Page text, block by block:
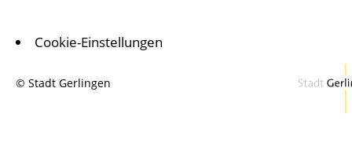
Cookie-Einstellungen
© Stadt Gerlingen